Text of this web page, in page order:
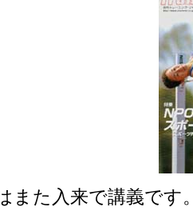
また入来で講義です